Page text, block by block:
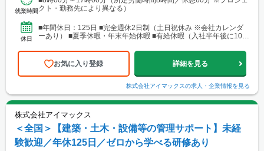
7-4（アーケード内） 宮城商事ビル4F ※宮城県エリアのほか、青
森・岩手・秋田・山形・福島などに現場あり ■北日本支店 札幌
10条西3丁目13 NKエルムビル1F └アクセス：地下鉄「北12条
駅」徒歩3分、JR「札幌駅」徒歩9分 ※札幌を中心とした道央圏の
ど）に現場あり。 ■関西支店 神戸営業所 兵庫県神戸市中央区
東町122-2 港都ビル8階 └アクセス：「三宮・花時計前駅」から徒
歩2分、「三宮駅」から徒歩8分 ※関西、近畿圏を中心としたエリ
アのほか、西日本（九州・四国・中国）にも現場あり。 ■関
西支店 大阪事務所 大阪府大阪市北区梅田1-1-3-500 大阪駅前第3ビ
ル5階10号 └アクセス：阪急電鉄「大阪梅田駅」、御堂筋線「梅田
駅」、JR「大阪駅」よりアクセス良好 ※関西、近畿圏を中心とし
たエリアのほか、東海・北陸エリアにも現場あり。
就業時間クト・勤務先により異なる）
休日
■年間休日：125日 ■完全週休2日制（土日祝休み ※会社カレンダ
ーあり） ■夏季休暇・年末年始休暇 ■有給休暇（入社半年後に10日
お気に入り登録 詳細を見る
株式会社アイマックスの求人・企業情報を見る
株式会社アイマックス
＜全国＞【建築・土木・設備等の管理サポート】未経
験歓迎／年休125日／ゼロから学べる研修あり